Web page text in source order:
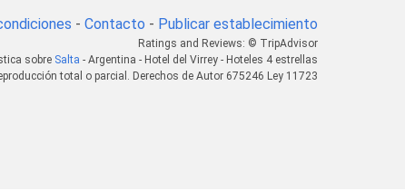
- Contacto - Publicar establecimiento
Ratings and Reviews: © TripAdvisor
sobre Salta - Argentina - Hotel del Virrey - Hoteles 4 estrellas
total o parcial. Derechos de Autor 675246 Ley 11723